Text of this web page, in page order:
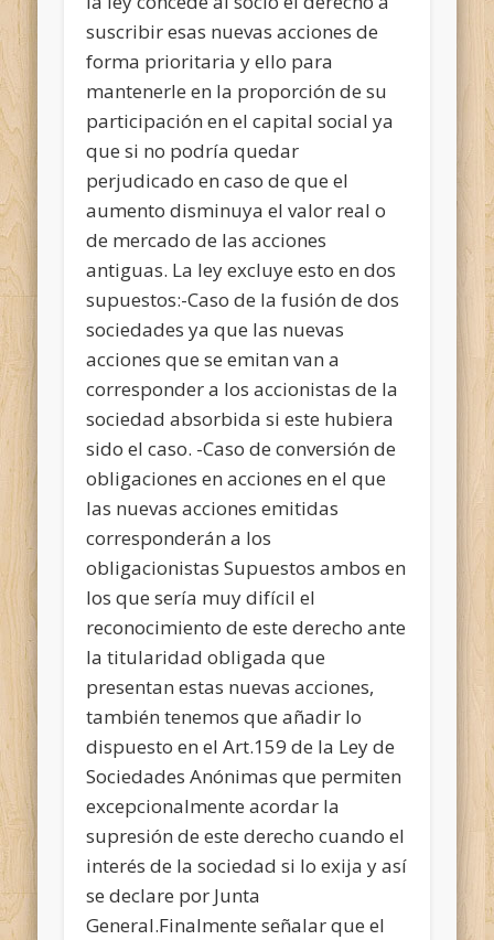
suscribir esas nuevas acciones de
forma prioritaria y ello para
mantenerle en la proporción de su
participación en el capital social ya
que si no podría quedar
perjudicado en caso de que el
aumento disminuya el valor real o
de mercado de las acciones
antiguas. La ley excluye esto en dos
supuestos:-Caso de la fusión de dos
sociedades ya que las nuevas
acciones que se emitan van a
corresponder a los accionistas de la
sociedad absorbida si este hubiera
sido el caso. -Caso de conversión de
obligaciones en acciones en el que
las nuevas acciones emitidas
corresponderán a los
obligacionistasSupuestos ambos en
los que sería muy difícil el
reconocimiento de este derecho ante
la titularidad obligada que
presentan estas nuevas acciones,
también tenemos que añadir lo
dispuesto en el Art.159 de la Ley de
Sociedades Anónimas que permiten
excepcionalmente acordar la
supresión de este derecho cuando el
interés de la sociedad si lo exija y así
se declare por Junta
General.Finalmente señalar que el